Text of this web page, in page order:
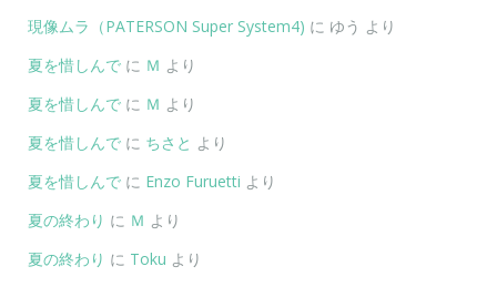
現像ムラ（PATERSON Super System4) に ゆう より
夏を惜しんで に Ｍ より
夏を惜しんで に Ｍ より
夏を惜しんで に ちさと より
夏を惜しんで に Enzo Furuetti より
夏の終わり に Ｍ より
夏の終わり に Toku より